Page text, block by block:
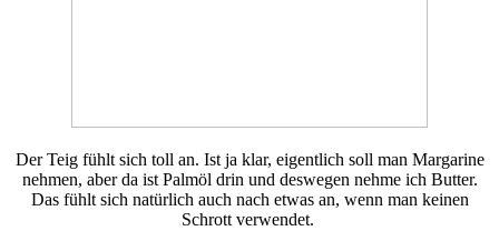
Der Teig fühlt sich toll an. Ist ja klar, eigentlich soll man Margarine
nehmen, aber da ist Palmöl drin und deswegen nehme ich Butter.
Das fühlt sich natürlich auch nach etwas an, wenn man keinen
Schrott verwendet.